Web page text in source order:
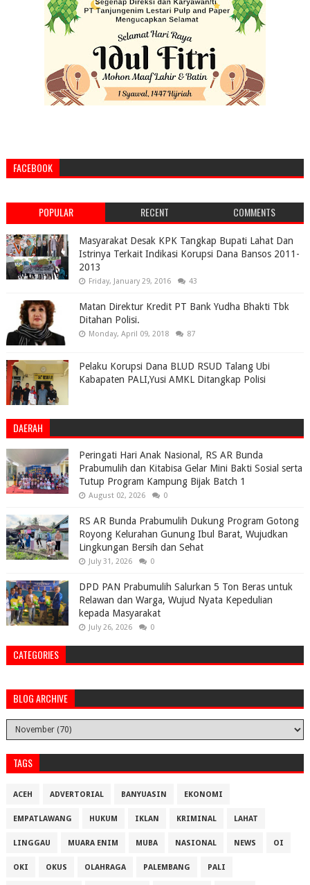
FACEBOOK
POPULAR RECENT COMMENTS
Masyarakat Desak KPK Tangkap Bupati Lahat Dan
Istrinya Terkait Indikasi Korupsi Dana Bansos 2011-
2013
Friday, January 29, 2016 43
Matan Direktur Kredit PT Bank Yudha Bhakti Tbk
Ditahan Polisi.
Monday, April 09, 2018 87
Pelaku Korupsi Dana BLUD RSUD Talang Ubi
Kabapaten PALI,Yusi AMKL Ditangkap Polisi
DAERAH
Peringati Hari Anak Nasional, RS AR Bunda
Prabumulih dan Kitabisa Gelar Mini Bakti Sosial serta
Tutup Program Kampung Bijak Batch 1
August 02, 2026 0
RS AR Bunda Prabumulih Dukung Program Gotong
Royong Kelurahan Gunung Ibul Barat, Wujudkan
Lingkungan Bersih dan Sehat
July 31, 2026 0
DPD PAN Prabumulih Salurkan 5 Ton Beras untuk
Relawan dan Warga, Wujud Nyata Kepedulian
kepada Masyarakat
July 26, 2026 0
CATEGORIES
BLOG ARCHIVE
TAGS
ACEH ADVERTORIAL BANYUASIN EKONOMI
EMPATLAWANG HUKUM IKLAN KRIMINAL LAHAT
LINGGAU MUARA ENIM MUBA NASIONAL NEWS OI
OKI OKUS OLAHRAGA PALEMBANG PALI